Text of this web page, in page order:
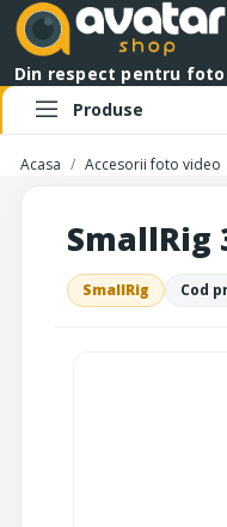
Din respect pentru
Produse
Acasa Accesorii foto video
SmallRig
SmallRig Cod